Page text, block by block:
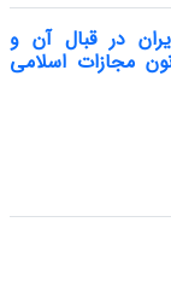
در قبال آن و
مجازات اسلامی